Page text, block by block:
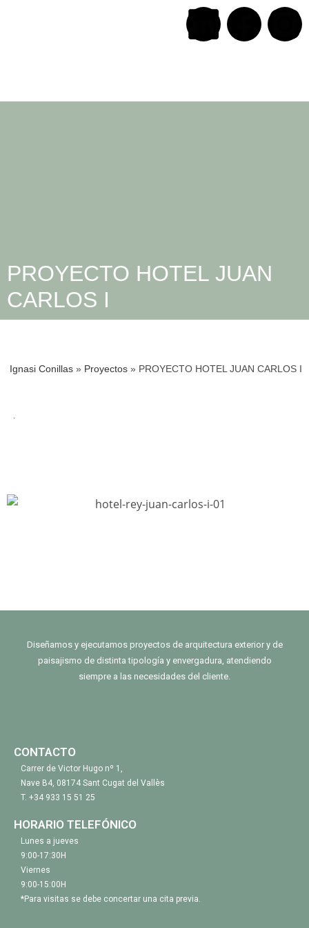
PROYECTO HOTEL JUAN
CARLOS I
Ignasi Conillas » Proyectos » PROYECTO HOTEL JUAN CARLOS I
Diseñamos y ejecutamos proyectos de arquitectura exterior y de
paisajismo de distinta tipología y envergadura, atendiendo
siempre a las necesidades del cliente.
CONTACTO
Carrer de Victor Hugo nº 1,
Nave B4, 08174 Sant Cugat del Vallès
T. +34 933 15 51 25
HORARIO TELEFÓNICO
Lunes a jueves
9:00-17:30H
Viernes
9:00-15:00H
*Para visitas se debe concertar una cita previa.